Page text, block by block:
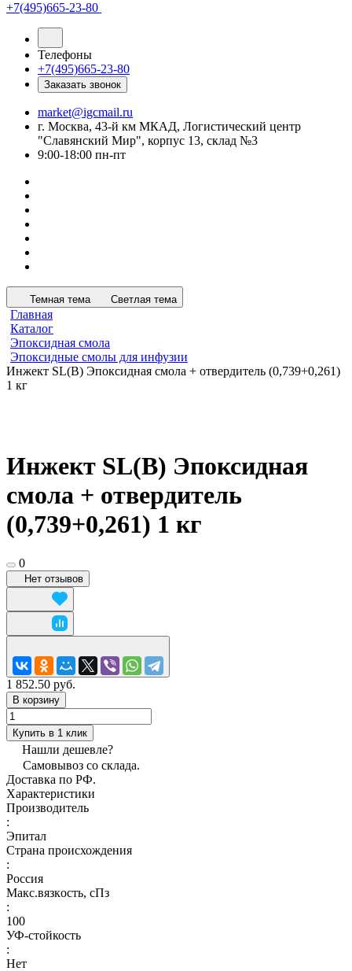
+7(495)665-23-80
Телефоны
+7(495)665-23-80
Заказать звонок
market@igcmail.ru
г. Москва, 43-й км МКАД, Логистический центр
"Славянский Мир", корпус 13, склад №3
9:00-18:00 пн-пт
Темная тема Светлая тема
Главная
Каталог
Эпоксидная смола
Эпоксидные смолы для инфузии
Инжект SL(B) Эпоксидная смола + отвердитель (0,739+0,261)
1 кг
Инжект SL(B) Эпоксидная
смола + отвердитель
(0,739+0,261) 1 кг
0
Нет отзывов
1 852.50 руб.
В корзину
Купить в 1 клик
Нашли дешевле?
Самовывоз со склада.
Доставка по РФ.
Характеристики
Производитель
:
Эпитал
Страна происхождения
:
Россия
Макс.вязкoсть, сПз
:
100
УФ-стойкость
:
Нет